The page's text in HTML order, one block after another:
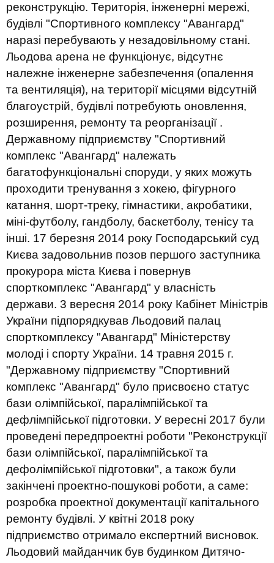
реконструкцію. Територія, інженерні мережі,
будівлі "Спортивного комплексу "Авангард"
наразі перебувають у незадовільному стані.
Льодова арена не функціонує, відсутнє
належне інженерне забезпечення (опалення
та вентиляція), на території місцями відсутній
благоустрій, будівлі потребують оновлення,
розширення, ремонту та реорганізації .
Державному підприємству "Спортивний
комплекс "Авангард" належать
багатофункціональні споруди, у яких можуть
проходити тренування з хокею, фігурного
катання, шорт-треку, гімнастики, акробатики,
міні-футболу, гандболу, баскетболу, тенісу та
інші. 17 березня 2014 року Господарський суд
Києва задовольнив позов першого заступника
прокурора міста Києва і повернув
спорткомплекс "Авангард" у власність
держави. 3 вересня 2014 року Кабінет Міністрів
України підпорядкував Льодовий палац
спорткомплексу "Авангард" Міністерству
молоді і спорту України. 14 травня 2015 г.
"Державному підприємству "Спортивний
комплекс "Авангард" було присвоєно статус
бази олімпійської, паралімпійської та
дефлімпійської підготовки. У вересні 2017 були
проведені передпроектні роботи "Реконструкції
бази олімпійської, паралімпійської та
дефолімпійської підготовки", а також були
закінчені проектно-пошукові роботи, а саме:
розробка проектної документації капітального
ремонту будівлі. У квітні 2018 року
підприємство отримало експертний висновок.
Льодовий майданчик був будинком Дитячо-